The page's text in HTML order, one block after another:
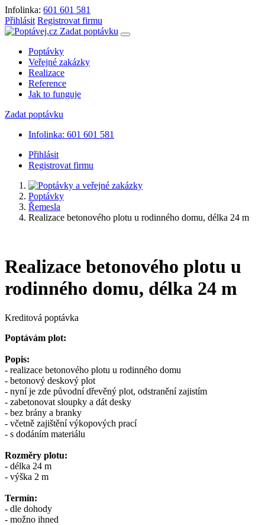
Infolinka: 601 601 581
Přihlásit Registrovat firmu
Zadat poptávku
Poptávky
Veřejné zakázky
Realizace
Reference
Jak to funguje
Zadat poptávku
Infolinka: 601 601 581
Přihlásit
Registrovat firmu
Poptávky
Řemesla
Realizace betonového plotu u rodinného domu, délka 24 m
Realizace betonového plotu u
rodinného domu, délka 24 m
Kreditová poptávka
Poptávám plot:
Popis:
- realizace betonového plotu u rodinného domu
- betonový deskový plot
- nyní je zde původní dřevěný plot, odstranění zajistím
- zabetonovat sloupky a dát desky
- bez brány a branky
- včetně zajištění výkopových prací
- s dodáním materiálu
Rozměry plotu:
- délka 24 m
- výška 2 m
Termín:
- dle dohody
- možno ihned